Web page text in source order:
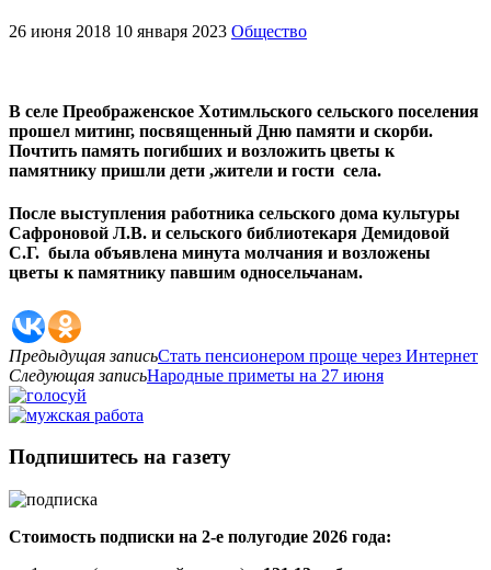
26 июня 2018 10 января 2023 Общество
В селе Преображенское Хотимльского сельского поселения
прошел митинг, посвященный Дню памяти и скорби.
Почтить память погибших и возложить цветы к
памятнику пришли дети ,жители и гости села.
После выступления работника сельского дома культуры
Сафроновой Л.В. и сельского библиотекаря Демидовой
С.Г. была объявлена минута молчания и возложены
цветы к памятнику павшим односельчанам.
Предыдущая записьСтать пенсионером проще через Интернет
Следующая записьНародные приметы на 27 июня
Подпишитесь на газету
Стоимость подписки на 2-е полугодие 2026 года: